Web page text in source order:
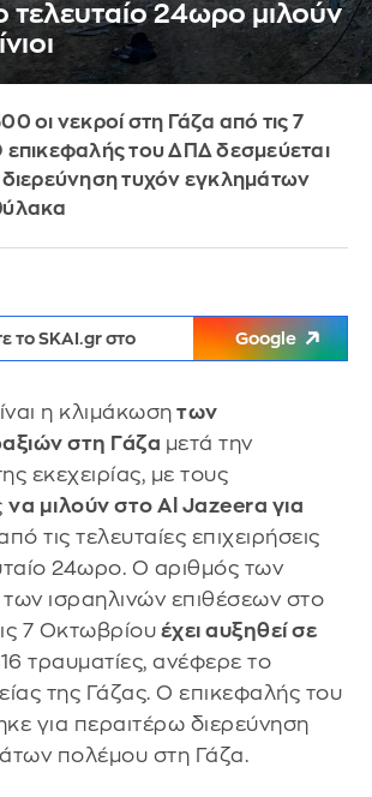
τελευταίο 24ωρο μιλούν
οι νεκροί στη Γάζα από τις 7
του ΔΠΔ δεσμεύεται
διερεύνηση τυχόν εγκλημάτων
το SKAI.gr στο Google
η κλιμάκωση των
στη Γάζα μετά την
εκεχειρίας, με τους
να μιλούν στο Al Jazeera για
τις τελευταίες επιχειρήσεις
24ωρο. Ο αριθμός των
ισραηλινών επιθέσεων στο
7 Οκτωβρίου έχει αυξηθεί σε
τραυματίες, ανέφερε το
της Γάζας. Ο επικεφαλής του
για περαιτέρω διερεύνηση
πολέμου στη Γάζα.